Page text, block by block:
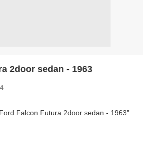
2door sedan - 1963